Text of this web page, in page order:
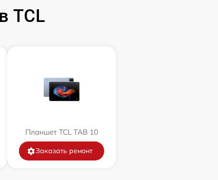
TCL
Планшет TCL TAB 10
Заказать ремонт